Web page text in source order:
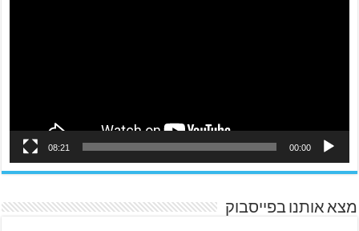
00:00
08:21
מצא אותנו בפייסבוק